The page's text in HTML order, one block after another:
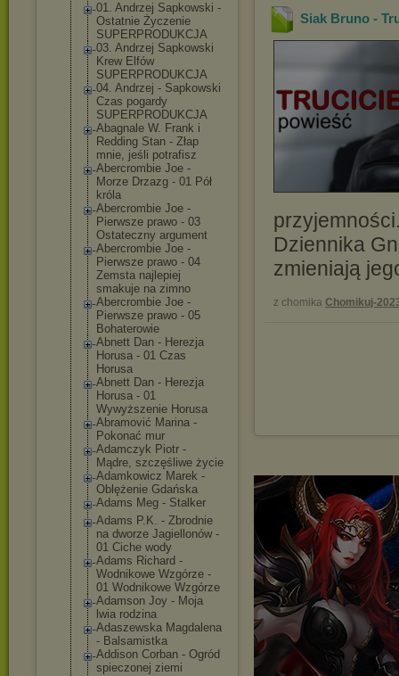
01. Andrzej Sapkowski -
Ostatnie Życzenie
SUPERPRODUKCJA
03. Andrzej Sapkowski
Krew Elfów
SUPERPRODUKCJA
04. Andrzej - Sapkowski
Czas pogardy
SUPERPRODUKCJA
Abagnale W. Frank i
Redding Stan - Złap
mnie, jeśli potrafisz
Abercrombie Joe -
Morze Drzazg - 01 Pół
króla
Abercrombie Joe -
Pierwsze prawo - 03
Ostateczny argument
Abercrombie Joe -
Pierwsze prawo - 04
Zemsta najlepiej
smakuje na zimno
Abercrombie Joe -
Pierwsze prawo - 05
Bohaterowie
Abnett Dan - Herezja
Horusa - 01 Czas
Horusa
Abnett Dan - Herezja
Horusa - 01
Wywyższenie Horusa
Abramović Marina -
Pokonać mur
Adamczyk Piotr -
Mądre, szczęśliwe życie
Adamkowicz Marek -
Oblężenie Gdańska
Adams Meg - Stalker
Adams P.K. - Zbrodnie
na dworze Jagiellonów -
01 Ciche wody
Adams Richard -
Wodnikowe Wzgórze -
01 Wodnikowe Wzgórze
Adamson Joy - Moja
lwia rodzina
Adaszewska Magdalena
- Balsamistka
Addison Corban - Ogród
spieczonej ziemi
Siak Bruno -
Dziennika
zmieniają
z chomika Chomikuj-